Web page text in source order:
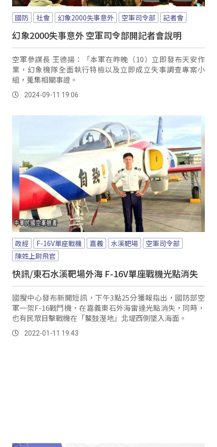
國防 社會 幻象2000失事意外 空軍司令部 記者會
幻象2000失事意外 空軍司令部開記者會說明
空軍參謀長 王德揚：「本軍在昨晚（10）立即發布天安作
業，幻象機隊全面執行特檢以及立即成立失事調查專案小
組，蒐集相關事證。
2024-09-11 19:06
政經 F-16V單座戰機 嘉義 水溪靶場
空軍司令部
陳姓上尉飛官
快訊/東石水溪靶場外海 F-16V單座戰機光點消失
國搜中心發布新聞短訊，下午3點25分獲報指出，國防部空
軍一架F-16戰鬥機，在嘉義東石外海雷達光點消失，同時，
也有民眾目擊戰機在「鰲鼓溼地」北堤西側墜入海面。
2022-01-11 19:43